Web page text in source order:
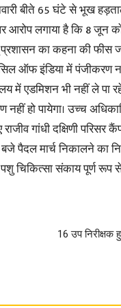
बीते 65 घंटे से भूख
आरोप लगाया है कि 8 जून
का कहना की फीस
ऑफ इंडिया में पंजीकरण नही
में एडमिशन भी नहीं ले पा
नहीं हो पायेगा। उच्च
गांधी दक्षिणी
पैदल मार्च निकालने का
चिकित्सा संकाय पूर्ण रूप से
16 उप निरीक्षक